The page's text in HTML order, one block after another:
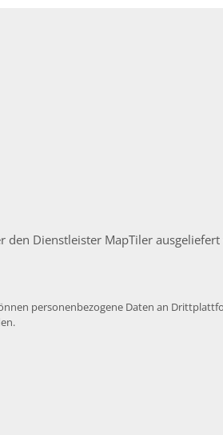
Dienstleister MapTiler
personenbezogene Daten an